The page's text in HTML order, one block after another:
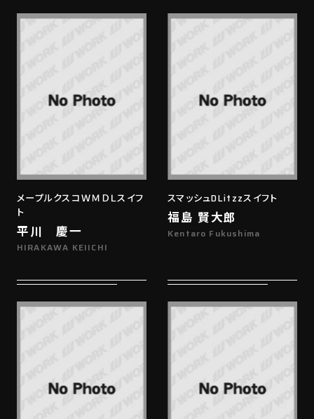
メープルクスコＷＭＤＬスイフ
ト
平川 慶一
HIRAKAWA KEIICHI
スマッシュDLitzzスイフト
福島 賢大郎
Kentaro Fukushima